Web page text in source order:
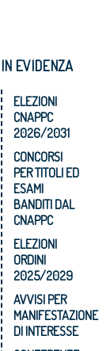
IN EVIDENZA
ELEZIONI
CNAPPC
2026/2031
CONCORSI
PER TITOLI ED
ESAMI
BANDITI DAL
CNAPPC
ELEZIONI
ORDINI
2025/2029
AVVISI PER
MANIFESTAZIONE
DI INTERESSE